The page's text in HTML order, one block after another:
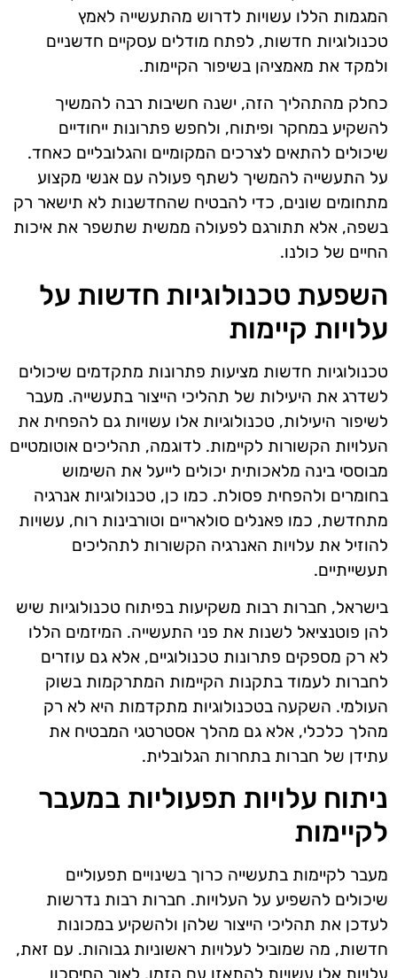
המגמות הללו עשויות לדרוש מהתעשייה לאמץ
טכנולוגיות חדשות, לפתח מודלים עסקיים חדשניים
ולמקד את מאמציהן בשיפור הקיימות.
כחלק מהתהליך הזה, ישנה חשיבות רבה להמשיך
להשקיע במחקר ופיתוח, ולחפש פתרונות ייחודיים
שיכולים להתאים לצרכים המקומיים והגלובליים כאחד.
על התעשייה להמשיך לשתף פעולה עם אנשי מקצוע
מתחומים שונים, כדי להבטיח שהחדשנות לא תישאר רק
בשפה, אלא תתורגם לפעולה ממשית שתשפר את איכות
החיים של כולנו.
השפעת טכנולוגיות חדשות על
עלויות קיימות
טכנולוגיות חדשות מציעות פתרונות מתקדמים שיכולים
לשדרג את היעילות של תהליכי הייצור בתעשייה. מעבר
לשיפור היעילות, טכנולוגיות אלו עשויות גם להפחית את
העלויות הקשורות לקיימות. לדוגמה, תהליכים אוטומטיים
מבוססי בינה מלאכותית יכולים לייעל את השימוש
בחומרים ולהפחית פסולת. כמו כן, טכנולוגיות אנרגיה
מתחדשת, כמו פאנלים סולאריים וטורבינות רוח, עשויות
להוזיל את עלויות האנרגיה הקשורות לתהליכים
תעשייתיים.
בישראל, חברות רבות משקיעות בפיתוח טכנולוגיות שיש
להן פוטנציאל לשנות את פני התעשייה. המיזמים הללו
לא רק מספקים פתרונות טכנולוגיים, אלא גם עוזרים
לחברות לעמוד בתקנות הקיימות המתרקמות בשוק
העולמי. השקעה בטכנולוגיות מתקדמות היא לא רק
מהלך כלכלי, אלא גם מהלך אסטרטגי המבטיח את
עתידן של חברות בתחרות הגלובלית.
ניתוח עלויות תפעוליות במעבר
לקיימות
מעבר לקיימות בתעשייה כרוך בשינויים תפעוליים
שיכולים להשפיע על העלויות. חברות רבות נדרשות
לעדכן את תהליכי הייצור שלהן ולהשקיע במכונות
חדשות, מה שמוביל לעלויות ראשוניות גבוהות. עם זאת,